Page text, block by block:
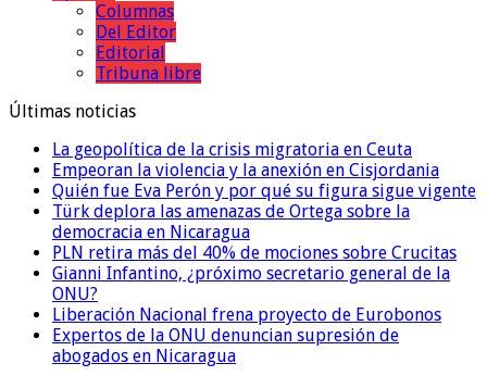
Columnas
Del Editor
Editorial
Tribuna libre
Últimas noticias
La geopolítica de la crisis migratoria en Ceuta
Empeoran la violencia y la anexión en Cisjordania
Quién fue Eva Perón y por qué su figura sigue vigente
Türk deplora las amenazas de Ortega sobre la
democracia en Nicaragua
PLN retira más del 40% de mociones sobre Crucitas
Gianni Infantino, ¿próximo secretario general de la
ONU?
Liberación Nacional frena proyecto de Eurobonos
Expertos de la ONU denuncian supresión de
abogados en Nicaragua